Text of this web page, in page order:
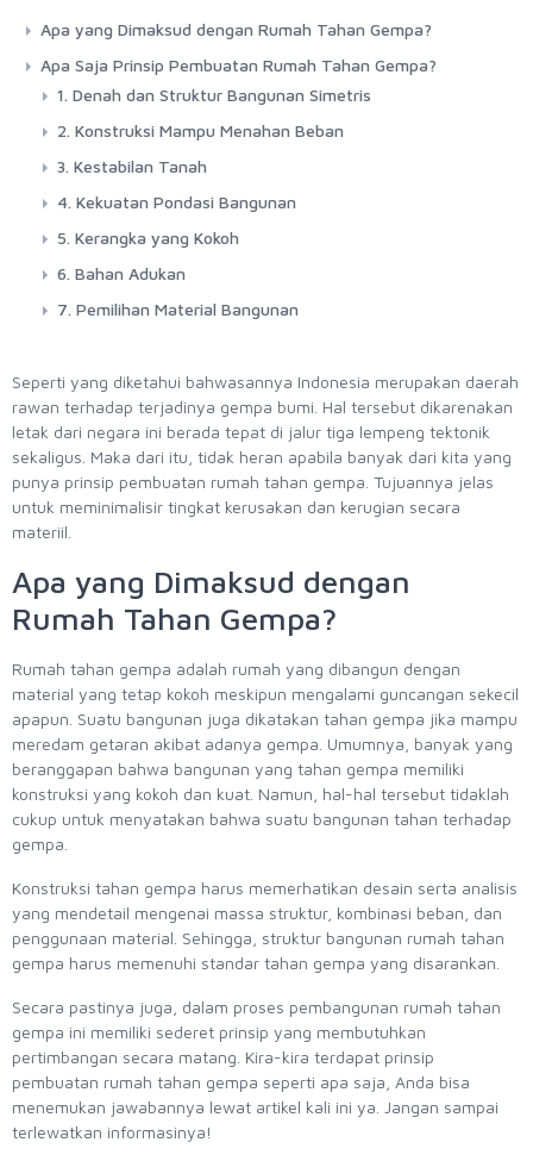
Apa yang Dimaksud dengan Rumah Tahan Gempa?
Apa Saja Prinsip Pembuatan Rumah Tahan Gempa?
1. Denah dan Struktur Bangunan Simetris
2. Konstruksi Mampu Menahan Beban
3. Kestabilan Tanah
4. Kekuatan Pondasi Bangunan
5. Kerangka yang Kokoh
6. Bahan Adukan
7. Pemilihan Material Bangunan
Seperti yang diketahui bahwasannya Indonesia merupakan daerah
rawan terhadap terjadinya gempa bumi. Hal tersebut dikarenakan
letak dari negara ini berada tepat di jalur tiga lempeng tektonik
sekaligus. Maka dari itu, tidak heran apabila banyak dari kita yang
punya prinsip pembuatan rumah tahan gempa. Tujuannya jelas
untuk meminimalisir tingkat kerusakan dan kerugian secara
materiil.
Apa yang Dimaksud dengan
Rumah Tahan Gempa?
Rumah tahan gempa adalah rumah yang dibangun dengan
material yang tetap kokoh meskipun mengalami guncangan sekecil
apapun. Suatu bangunan juga dikatakan tahan gempa jika mampu
meredam getaran akibat adanya gempa. Umumnya, banyak yang
beranggapan bahwa bangunan yang tahan gempa memiliki
konstruksi yang kokoh dan kuat. Namun, hal-hal tersebut tidaklah
cukup untuk menyatakan bahwa suatu bangunan tahan terhadap
gempa.
Konstruksi tahan gempa harus memerhatikan desain serta analisis
yang mendetail mengenai massa struktur, kombinasi beban, dan
penggunaan material. Sehingga, struktur bangunan rumah tahan
gempa harus memenuhi standar tahan gempa yang disarankan.
Secara pastinya juga, dalam proses pembangunan rumah tahan
gempa ini memiliki sederet prinsip yang membutuhkan
pertimbangan secara matang. Kira-kira terdapat prinsip
pembuatan rumah tahan gempa seperti apa saja, Anda bisa
menemukan jawabannya lewat artikel kali ini ya. Jangan sampai
terlewatkan informasinya!